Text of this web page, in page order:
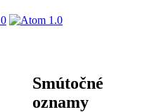
Smútočné
oznamy